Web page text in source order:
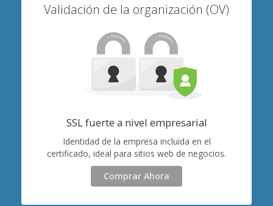
Validación de la organización (OV)
SSL fuerte a nivel empresarial
Identidad de la empresa incluida en el
certificado, ideal para sitios web de negocios.
Comprar Ahora